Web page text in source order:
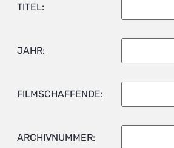
TITEL:
JAHR:
FILMSCHAFFENDE:
ARCHIVNUMMER: